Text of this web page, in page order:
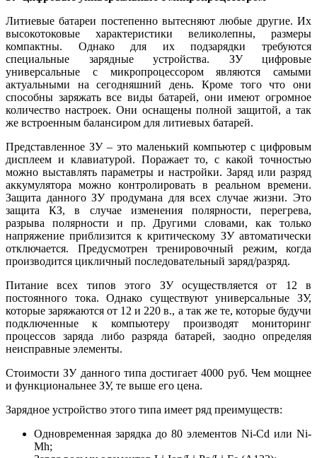
Литиевые батареи постепенно вытесняют любые другие. Их
высокотоковые характеристики великолепны, размеры
компактны. Однако для их подзарядки требуются
специальные зарядные устройства. ЗУ цифровые
универсальные с микропроцессором являются самыми
актуальными на сегодняшний день. Кроме того что они
способны заряжать все виды батарей, они имеют огромное
количество настроек. Они оснащены полной защитой, а так
же встроенным балансиром для литиевых батарей.
Представленное ЗУ – это маленький компьютер с цифровым
дисплеем и клавиатурой. Поражает то, с какой точностью
можно выставлять параметры и настройки. Заряд или разряд
аккумулятора можно контролировать в реальном времени.
Защита данного ЗУ продумана для всех случае жизни. Это
защита КЗ, в случае изменения полярности, перегрева,
разрыва полярности и пр. Другими словами, как только
напряжение приблизится к критическому ЗУ автоматически
отключается. Предусмотрен тренировочный режим, когда
производится цикличный последовательный заряд/разряд.
Питание всех типов этого ЗУ осуществляется от 12 в
постоянного тока. Однако существуют универсальные ЗУ,
которые заряжаются от 12 и 220 в., а так же те, которые будучи
подключенные к компьютеру производят мониторинг
процессов заряда либо разряда батарей, заодно определяя
неисправные элементы.
Стоимости ЗУ данного типа достигает 4000 руб. Чем мощнее
и функциональнее ЗУ, те выше его цена.
Зарядное устройство этого типа имеет ряд преимуществ:
Одновременная зарядка до 80 элементов Ni-Cd или Ni-
Mh;